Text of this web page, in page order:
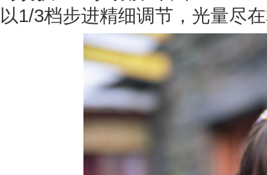
以1/3档步进精细调节，光量尽